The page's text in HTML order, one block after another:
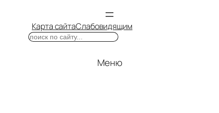
Карта сайтаСлабовидящим
Поиск
Меню